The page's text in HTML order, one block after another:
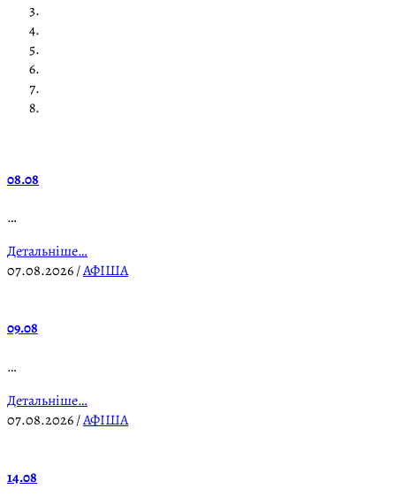
08.08
…
Детальніше…
07.08.2026/АФІША
09.08
…
Детальніше…
07.08.2026/АФІША
14.08